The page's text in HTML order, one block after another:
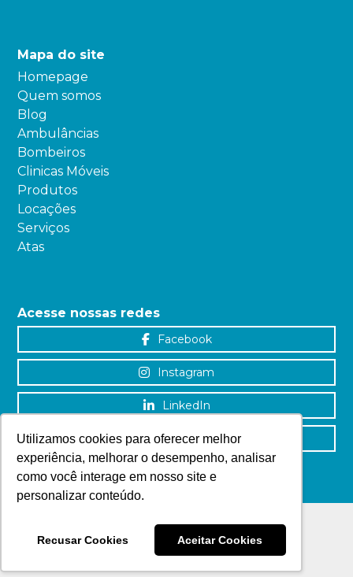
Utilizamos cookies para oferecer melhor
experiência, melhorar o desempenho, analisar
como você interage em nosso site e
personalizar conteúdo.
Recusar Cookies Aceitar Cookies
Mapa do site
Homepage
Quem somos
Blog
Ambulâncias
Bombeiros
Clinicas Móveis
Produtos
Locações
Serviços
Atas
Acesse nossas redes
Facebook
Instagram
LinkedIn
YouTube